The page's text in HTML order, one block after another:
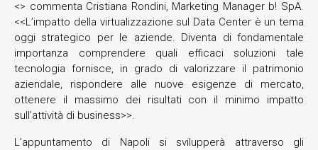
<> commenta Cristiana Rondini, Marketing Manager b! SpA.
<<L’impatto della virtualizzazione sul Data Center è un tema
oggi strategico per le aziende. Diventa di fondamentale
importanza comprendere quali efficaci soluzioni tale
tecnologia fornisce, in grado di valorizzare il patrimonio
aziendale, rispondere alle nuove esigenze di mercato,
ottenere il massimo dei risultati con il minimo impatto
sull’attività di business>>.
L’appuntamento di Napoli si svilupperà attraverso gli